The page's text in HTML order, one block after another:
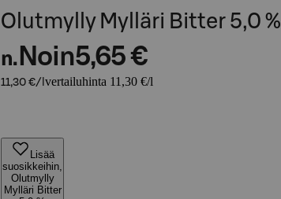
Olutmylly Mylläri Bitter 5,0 %
n. Noin5,65 €
11,30 €/l vertailuhinta 11,30 €/l
Lisää
suosikkeihin,
Olutmylly
Mylläri Bitter